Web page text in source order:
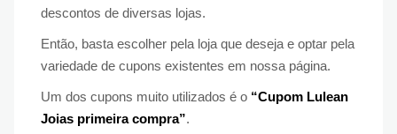
descontos de diversas lojas.
Então, basta escolher pela loja que deseja e optar pela
variedade de cupons existentes em nossa página.
Um dos cupons muito utilizados é o “Cupom Lulean
Joias primeira compra”.